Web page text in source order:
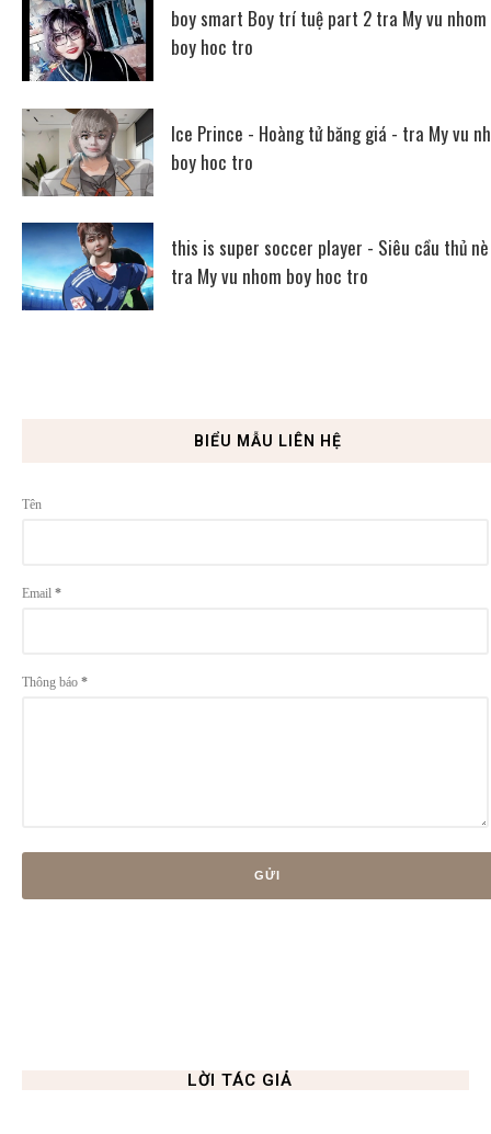
boy smart Boy trí tuệ part 2 tra My vu nhom
boy hoc tro
Ice Prince - Hoàng tử băng giá - tra My vu
boy hoc tro
this is super soccer player - Siêu cầu thủ
tra My vu nhom boy hoc tro
BIỂU MẪU LIÊN HỆ
Tên
Email *
Thông báo *
LỜI TÁC GIẢ